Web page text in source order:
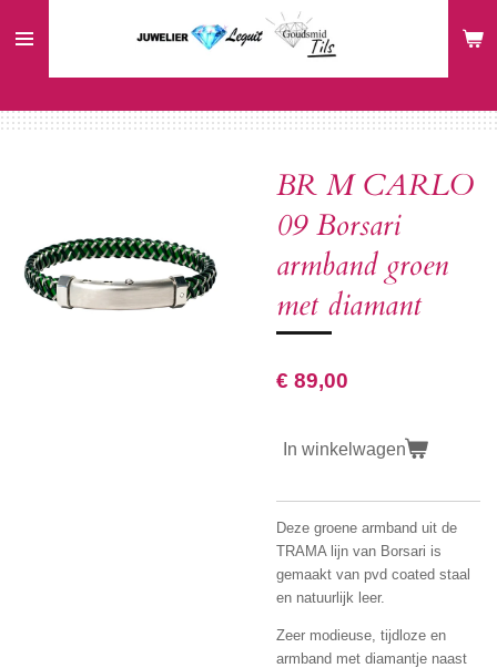
direct
hoofdinhoud
BR M CARLO
09 Borsari
armband groen
met diamant
€ 89,00
In winkelwagen
Deze groene armband uit de
TRAMA lijn van Borsari is
gemaakt van pvd coated staal
en natuurlijk leer.
Zeer modieuse, tijdloze en
armband met diamantje naast